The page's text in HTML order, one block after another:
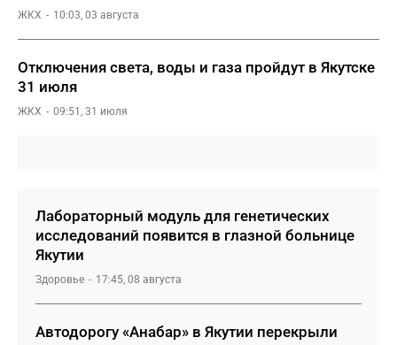
ЖКХ 10:03, 03 августа
Отключения света, воды и газа пройдут в Якутске
31 июля
ЖКХ 09:51, 31 июля
Лабораторный модуль для генетических
исследований появится в глазной больнице
Якутии
Здоровье 17:45, 08 августа
Автодорогу «Анабар» в Якутии перекрыли